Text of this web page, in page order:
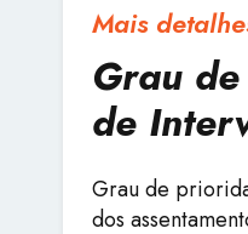
Mais
Grau
de
Grau de
dos